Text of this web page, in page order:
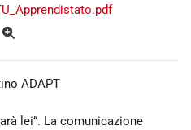
ADAPT
lei”. La comunicazione